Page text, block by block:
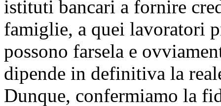
istituti bancari a fornire
famiglie, a quei lavoratori
possono farsela e
dipende in definitiva la
Dunque, confermiamo la